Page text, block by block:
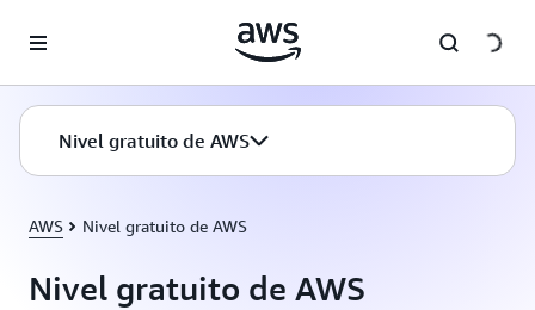
Nivel gratuito de AWS
AWS Nivel gratuito de AWS
Nivel gratuito de AWS